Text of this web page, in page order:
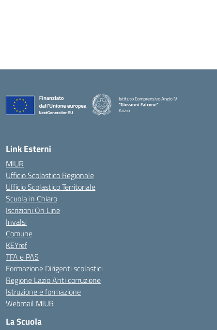
Istituto Comprensivo Anzio IV
"Giovanni Falcone"
Anzio
Link Esterni
MIUR
Ufficio Scolastico Regionale
Ufficio Scolastico Territoriale
Scuola in Chiaro
Iscrizioni On Line
Invalsi
Comune
KEYref
TFA e PAS
Formazione Dirigenti scolastici
Regione Lazio Anti corruzione
Istruzione e formazione
Webmail MIUR
La Scuola